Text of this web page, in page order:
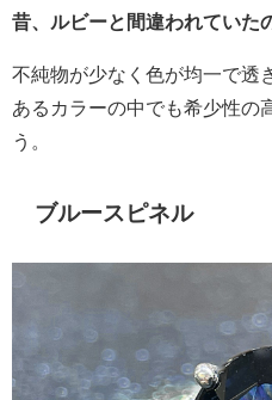
昔、ルビーと間違われていた
不純物が少なく色が均一で透
あるカラーの中でも希少性の
う。
ブルースピネル